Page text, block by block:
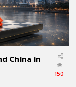
China in
150